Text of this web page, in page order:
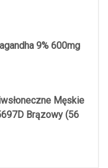
9% 600mg
Męskie
Brązowy (56